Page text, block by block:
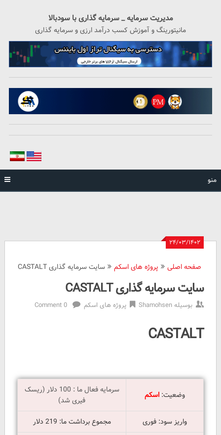
مدیریت سرمایه _ سرمایه گذاری با سودبالا
مانیتورینگ و آموزش کسب درآمد ارزی و سرمایه گذاری
منو
۲۴/۰۳/۱۴۰۲
صفحه اصلی پروژه های اسکم سایت سرمایه گذاری CASTALT
سایت سرمایه گذاری CASTALT
بوسیلهShamohsen پروژه های اسکم 0 Comment
سرمایه
گذاری
CASTALT
وضعیت: اسکم
سرمایه فعال ما : 100 دلار (ریسک
فیری شد)
واریز سود: فوری
مجموع برداشت ما: 219 دلار